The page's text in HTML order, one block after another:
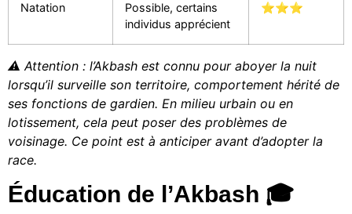
Natation
Possible, certains
individus apprécient
⭐⭐⭐
⚠️ Attention : l’Akbash est connu pour aboyer la nuit
lorsqu’il surveille son territoire, comportement hérité de
ses fonctions de gardien. En milieu urbain ou en
lotissement, cela peut poser des problèmes de
voisinage. Ce point est à anticiper avant d’adopter la
race.
Éducation de l’Akbash 🎓